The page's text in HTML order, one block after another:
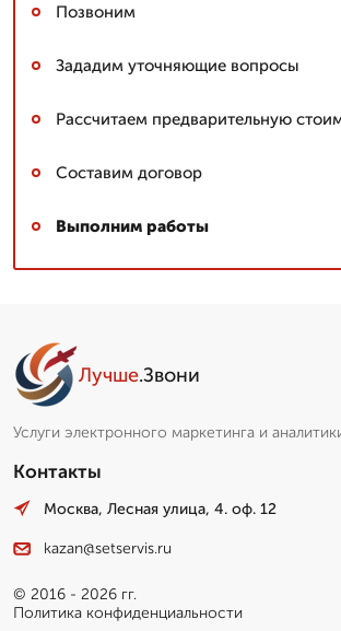
Позвоним
Зададим уточняющие вопросы
Рассчитаем предварительную
Составим договор
Выполним работы
Лучше.Звони
Услуги электронного маркетинга и
Контакты
Москва, Лесная улица, 4. оф. 12
kazan@setservis.ru
© 2016 - 2026 гг.
Политика конфиденциальности